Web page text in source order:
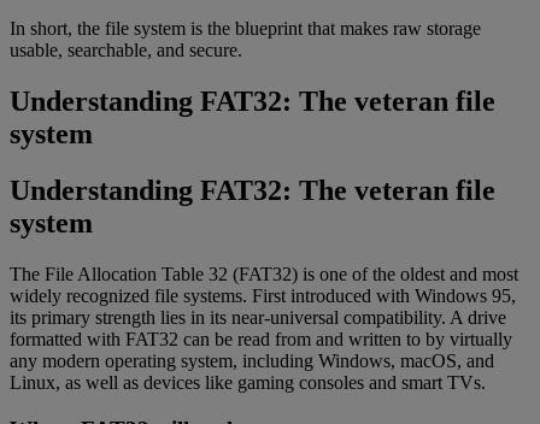
In short, the file system is the blueprint that makes raw storage
usable, searchable, and secure.
Understanding FAT32: The veteran file
system
Understanding FAT32: The veteran file
system
The File Allocation Table 32 (FAT32) is one of the oldest and most
widely recognized file systems. First introduced with Windows 95,
its primary strength lies in its near-universal compatibility. A drive
formatted with FAT32 can be read from and written to by virtually
any modern operating system, including Windows, macOS, and
Linux, as well as devices like gaming consoles and smart TVs.